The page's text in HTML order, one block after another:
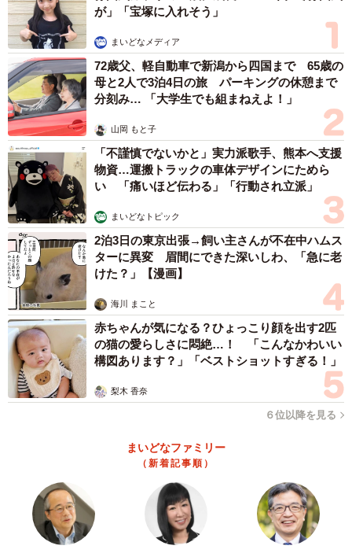
が」「宝塚に入れそう」
まいどなメディア
72歳父、軽自動車で新潟から四国まで 65歳の
母と2人で3泊4日の旅 パーキングの休憩まで
分刻み… 「大学生でも組まねえよ！」
山岡 もと子
「不謹慎でないかと」実力派歌手、熊本へ支援
物資…運搬トラックの車体デザインにためら
い 「痛いほど伝わる」「行動され立派」
まいどなトピック
2泊3日の東京出張→飼い主さんが不在中ハムス
ターに異変 眉間にできた深いしわ、「急に老
けた？」【漫画】
海川 まこと
赤ちゃんが気になる？ひょっこり顔を出す2匹
の猫の愛らしさに悶絶…！ 「こんなかわいい
構図あります？」「ベストショットすぎる！」
梨木 香奈
６位以降を見る
まいどなファミリー
（新着記事順）